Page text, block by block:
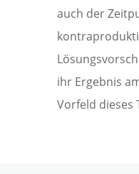
auch der
ihr Ergebnis
Vorfeld dieses